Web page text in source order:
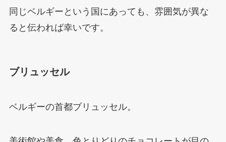
同じベルギーという国にあっても、雰囲気が異な
ると伝われば幸いです。
ブリュッセル
ベルギーの首都ブリュッセル。